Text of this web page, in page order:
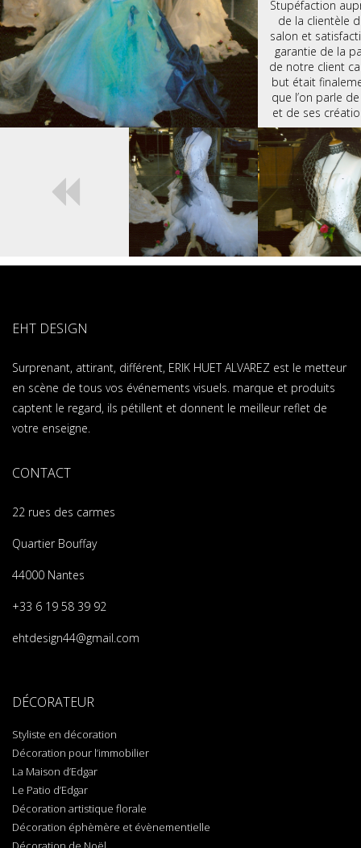
Stupéfaction
de la clientèle
salon et
garantie de la
de notre client
but était
que l’on parle
et de ses
EHT DESIGN
Surprenant, attirant, différent, ERIK HUET ALVAREZ est le metteur
en scène de tous vos événements visuels. marque et produits
captent le regard, ils pétillent et donnent le meilleur reflet de
votre enseigne.
CONTACT
22 rues des carmes
Quartier Bouffay
44000 Nantes
+33 6 19 58 39 92
ehtdesign44@gmail.com
DÉCORATEUR
Styliste en décoration
Décoration pour l’immobilier
La Maison d’Edgar
Le Patio d’Edgar
Décoration artistique florale
Décoration éphèmère et évènementielle